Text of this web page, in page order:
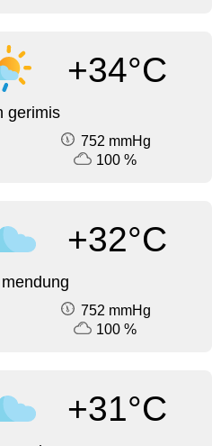
+34°C
gerimis
752 mmHg
100 %
+32°C
752 mmHg
100 %
+31°C